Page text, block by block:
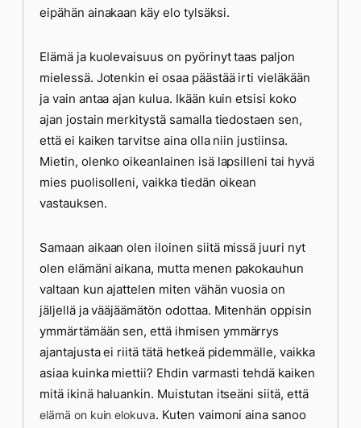
eipähän ainakaan käy elo tylsäksi.
Elämä ja kuolevaisuus on pyörinyt taas paljon
mielessä. Jotenkin ei osaa päästää irti vieläkään
ja vain antaa ajan kulua. Ikään kuin etsisi koko
ajan jostain merkitystä samalla tiedostaen sen,
että ei kaiken tarvitse aina olla niin justiinsa.
Mietin, olenko oikeanlainen isä lapsilleni tai hyvä
mies puolisolleni, vaikka tiedän oikean
vastauksen.
Samaan aikaan olen iloinen siitä missä juuri nyt
olen elämäni aikana, mutta menen pakokauhun
valtaan kun ajattelen miten vähän vuosia on
jäljellä ja vääjäämätön odottaa. Mitenhän oppisin
ymmärtämään sen, että ihmisen ymmärrys
ajantajusta ei riitä tätä hetkeä pidemmälle, vaikka
asiaa kuinka miettii? Ehdin varmasti tehdä kaiken
mitä ikinä haluankin. Muistutan itseäni siitä, että
elämä on kuin elokuva. Kuten vaimoni aina sanoo